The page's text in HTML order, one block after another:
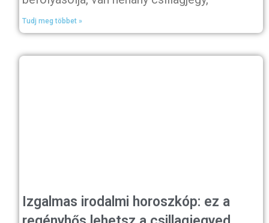
Tudj meg többet »
Izgalmas irodalmi horoszkóp: ez a